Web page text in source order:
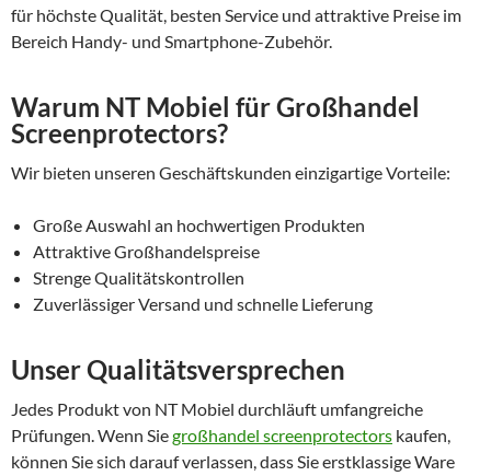
für höchste Qualität, besten Service und attraktive Preise im
Bereich Handy- und Smartphone-Zubehör.
Warum NT Mobiel für Großhandel
Screenprotectors?
Wir bieten unseren Geschäftskunden einzigartige Vorteile:
Große Auswahl an hochwertigen Produkten
Attraktive Großhandelspreise
Strenge Qualitätskontrollen
Zuverlässiger Versand und schnelle Lieferung
Unser Qualitätsversprechen
Jedes Produkt von NT Mobiel durchläuft umfangreiche
Prüfungen. Wenn Siegroßhandel screenprotectors kaufen,
können Sie sich darauf verlassen, dass Sie erstklassige Ware